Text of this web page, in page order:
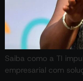
Saiba como a TI
empresarial com